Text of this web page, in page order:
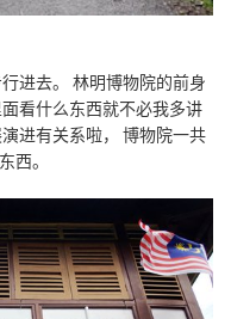
进去。 林明博物院的前身
看什么东西就不必我多讲
进有关系啦， 博物院一共
西。